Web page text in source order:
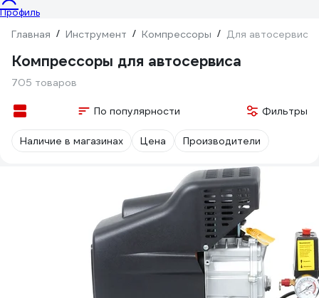
Профиль
Главная / Инструмент / Компрессоры / Для автосервиса
Компрессоры для автосервиса
705 товаров
По популярности Фильтры
Наличие в магазинах Цена Производители